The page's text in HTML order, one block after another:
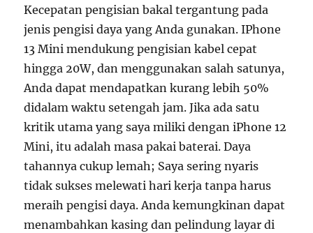
Kecepatan pengisian bakal tergantung pada
jenis pengisi daya yang Anda gunakan. IPhone
13 Mini mendukung pengisian kabel cepat
hingga 20W, dan menggunakan salah satunya,
Anda dapat mendapatkan kurang lebih 50%
didalam waktu setengah jam. Jika ada satu
kritik utama yang saya miliki dengan iPhone 12
Mini, itu adalah masa pakai baterai. Daya
tahannya cukup lemah; Saya sering nyaris
tidak sukses melewati hari kerja tanpa harus
meraih pengisi daya. Anda kemungkinan dapat
menambahkan kasing dan pelindung layar di